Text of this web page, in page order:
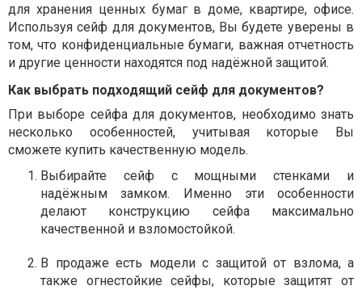
для хранения ценных бумаг в доме, квартире, офисе.
Используя сейф для документов, Вы будете уверены в
том, что конфиденциальные бумаги, важная отчетность
и другие ценности находятся под надёжной защитой.
Как выбрать подходящий сейф для документов?
При выборе сейфа для документов, необходимо знать
несколько особенностей, учитывая которые Вы
сможете купить качественную модель.
Выбирайте сейф с мощными стенками и
надёжным замком. Именно эти особенности
делают конструкцию сейфа максимально
качественной и взломостойкой.
В продаже есть модели с защитой от взлома, а
также огнестойкие сейфы, которые защитят от